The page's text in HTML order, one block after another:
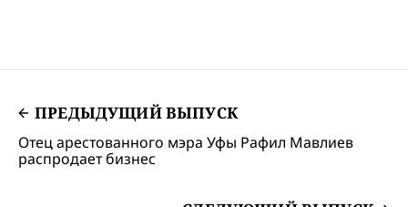
ПРЕДЫДУЩИЙ ВЫПУСК
Отец арестованного мэра Уфы Рафил Мавлиев
распродает бизнес